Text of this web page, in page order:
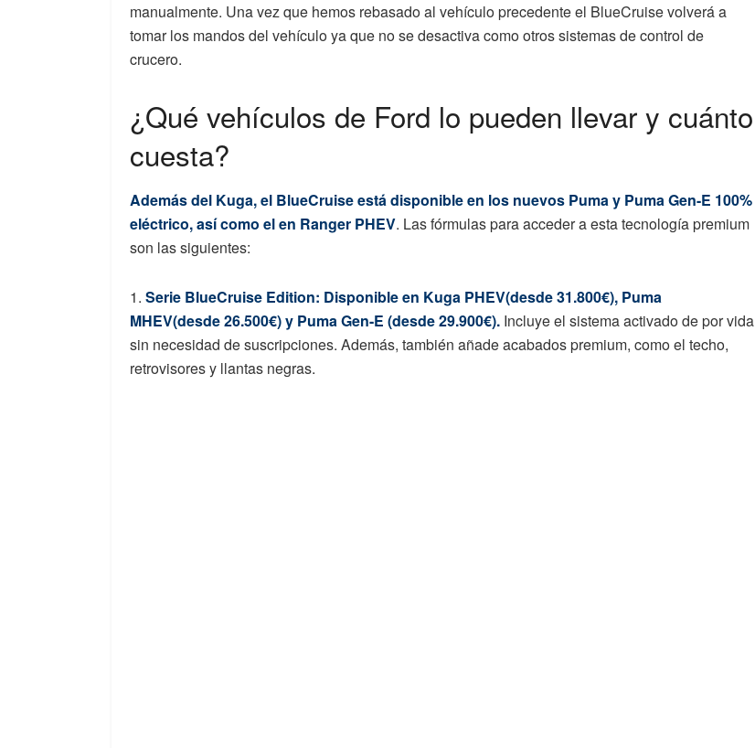
manualmente. Una vez que hemos rebasado al vehículo precedente el BlueCruise volverá a
tomar los mandos del vehículo ya que no se desactiva como otros sistemas de control de
crucero.
¿Qué vehículos de Ford lo pueden llevar y cuánto
cuesta?
Además del Kuga, el BlueCruise está disponible en los nuevos Puma y Puma Gen-E 100%
eléctrico, así como el en Ranger PHEV. Las fórmulas para acceder a esta tecnología premium
son las siguientes:
1. Serie BlueCruise Edition: Disponible en Kuga PHEV(desde 31.800€), Puma
MHEV(desde 26.500€) y Puma Gen-E (desde 29.900€). Incluye el sistema activado de por vida
sin necesidad de suscripciones. Además, también añade acabados premium, como el techo,
retrovisores y llantas negras.